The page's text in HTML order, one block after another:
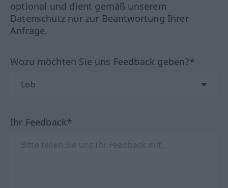
optional und dient gemäß unserem
Datenschutz nur zur Beantwortung Ihrer
Anfrage.
Wozu möchten Sie uns Feedback geben?*
Ihr Feedback*